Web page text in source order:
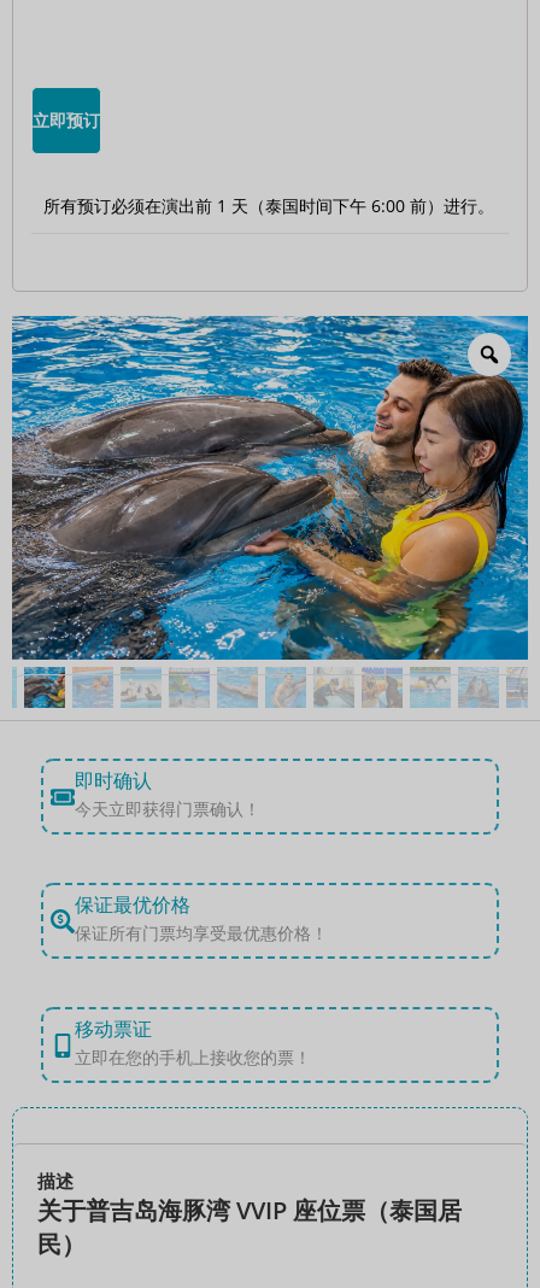
立即预订
所有预订必须在演出前 1 天（泰国时间下午 6:00 前）进行。
即时确认
今天立即获得门票确认！
保证最优价格
保证所有门票均享受最优惠价格！
移动票证
立即在您的手机上接收您的票！
描述
关于普吉岛海豚湾 VVIP 座位票（泰国居
民）